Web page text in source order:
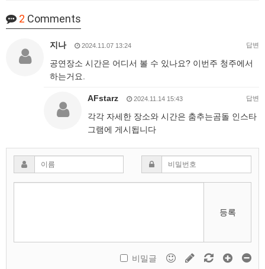
2 Comments
지나 2024.11.07 13:24 답변
공연장소 시간은 어디서 볼 수 있나요? 이번주 청주에서
하는거요.
AFstarz 2024.11.14 15:43 답변
각각 자세한 장소와 시간은 춤추는곰돌 인스타
그램에 게시됩니다
등록
비밀글